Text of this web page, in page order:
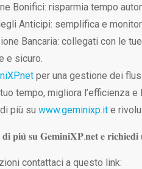
Bonifici: risparmia tempo
Anticipi: semplifica e
Bancaria: collegati con le
e sicuro.
per una gestione dei
tempo, migliora l’efficienza
più su www.geminixp.it e
𝐝𝐢 𝐩𝐢𝐮̀ 𝐬𝐮 𝐆𝐞𝐦𝐢𝐧𝐢𝐗𝐏.𝐧𝐞𝐭 𝐞
contattaci a questo link: